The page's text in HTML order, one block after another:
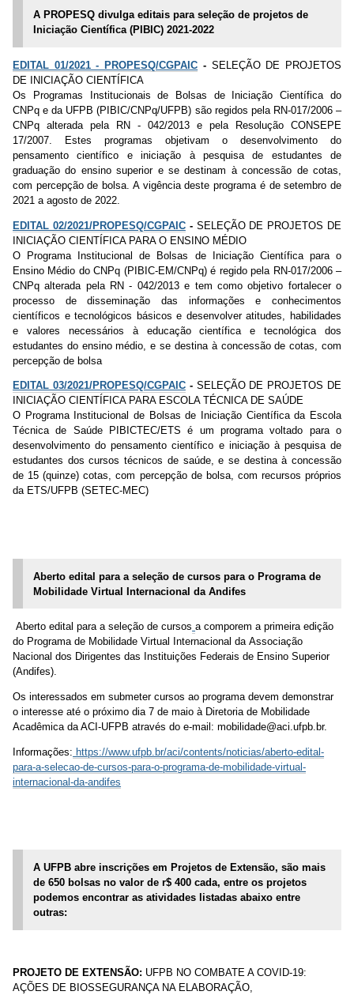
A PROPESQ divulga editais para seleção de projetos de
Iniciação Científica (PIBIC) 2021-2022
EDITAL 01/2021 - PROPESQ/CGPAIC - SELEÇÃO DE PROJETOS
DE INICIAÇÃO CIENTÍFICA
Os Programas Institucionais de Bolsas de Iniciação Científica do
CNPq e da UFPB (PIBIC/CNPq/UFPB) são regidos pela RN-017/2006 –
CNPq alterada pela RN - 042/2013 e pela Resolução CONSEPE
17/2007. Estes programas objetivam o desenvolvimento do
pensamento científico e iniciação à pesquisa de estudantes de
graduação do ensino superior e se destinam à concessão de cotas,
com percepção de bolsa. A vigência deste programa é de setembro de
2021 a agosto de 2022.
EDITAL 02/2021/PROPESQ/CGPAIC- SELEÇÃO DE PROJETOS DE
INICIAÇÃO CIENTÍFICA PARA O ENSINO MÉDIO
O Programa Institucional de Bolsas de Iniciação Científica para o
Ensino Médio do CNPq (PIBIC-EM/CNPq) é regido pela RN-017/2006 –
CNPq alterada pela RN - 042/2013 e tem como objetivo fortalecer o
processo de disseminação das informações e conhecimentos
científicos e tecnológicos básicos e desenvolver atitudes, habilidades
e valores necessários à educação científica e tecnológica dos
estudantes do ensino médio, e se destina à concessão de cotas, com
percepção de bolsa
EDITAL 03/2021/PROPESQ/CGPAIC- SELEÇÃO DE PROJETOS DE
INICIAÇÃO CIENTÍFICA PARA ESCOLA TÉCNICA DE SAÚDE
O Programa Institucional de Bolsas de Iniciação Científica da Escola
Técnica de Saúde PIBICTEC/ETS é um programa voltado para o
desenvolvimento do pensamento científico e iniciação à pesquisa de
estudantes dos cursos técnicos de saúde, e se destina à concessão
de 15 (quinze) cotas, com percepção de bolsa, com recursos próprios
da ETS/UFPB (SETEC-MEC)
Aberto edital para a seleção de cursos para o Programa de
Mobilidade Virtual Internacional da Andifes
Aberto edital para a seleção de cursos a comporem a primeira edição
do Programa de Mobilidade Virtual Internacional da Associação
Nacional dos Dirigentes das Instituições Federais de Ensino Superior
(Andifes).
Os interessados em submeter cursos ao programa devem demonstrar
o interesse até o próximo dia 7 de maio à Diretoria de Mobilidade
Acadêmica da ACI-UFPB através do e-mail:mobilidade@aci.ufpb.br.
Informações: https://www.ufpb.br/aci/contents/noticias/aberto-edital-
para-a-selecao-de-cursos-para-o-programa-de-mobilidade-virtual-
internacional-da-andifes
A UFPB abre inscrições em Projetos de Extensão, são mais
de 650 bolsas no valor de r$ 400 cada, entre os projetos
podemos encontrar as atividades listadas abaixo entre
outras:
PROJETO DE EXTENSÃO: UFPB NO COMBATE A COVID-19:
AÇÕES DE BIOSSEGURANÇA NA ELABORAÇÃO,